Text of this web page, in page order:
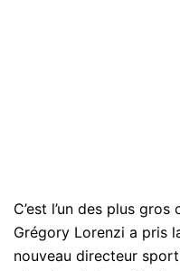
C’est l’un des plus
Grégory Lorenzi a pris
nouveau directeur